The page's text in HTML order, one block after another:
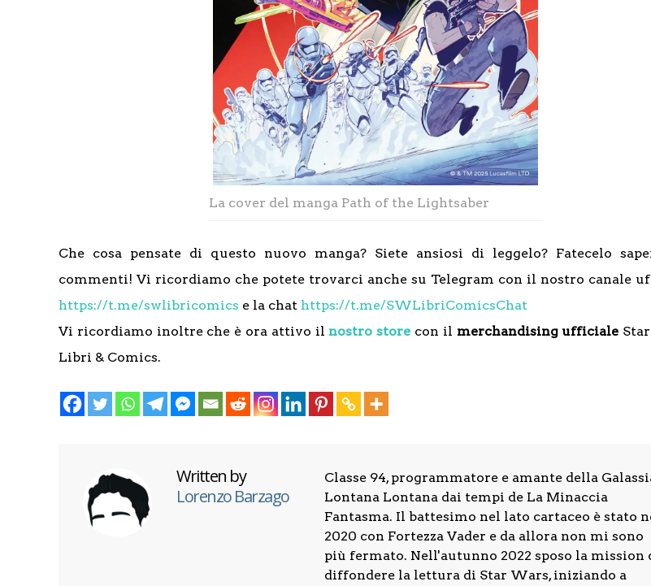
La cover del manga Path of the Lightsaber
Che cosa pensate di questo nuovo manga? Siete ansiosi di leggelo? Fatecelo
commenti! Vi ricordiamo che potete trovarci anche su Telegram con il nostro canale
https://t.me/swlibricomics e la chat https://t.me/SWLibriComicsChat
Vi ricordiamo inoltre che è ora attivo il nostro store con il merchandising ufficiale
Libri & Comics.
Written by
Lorenzo Barzago
Classe 94, programmatore e amante della
Lontana Lontana dai tempi de La Minaccia
Fantasma. Il battesimo nel lato cartaceo è stato
2020 con Fortezza Vader e da allora non mi sono
più fermato. Nell'autunno 2022 sposo la mission
diffondere la lettura di Star Wars, iniziando a